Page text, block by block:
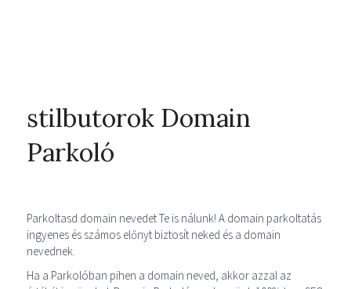
stilbutorok Domain
Parkoló
Parkoltasd domain nevedet Te is nálunk! A domain parkoltatás
ingyenes és számos előnyt biztosít neked és a domain
nevednek.
Ha a Parkolóban pihen a domain neved, akkor azzal az